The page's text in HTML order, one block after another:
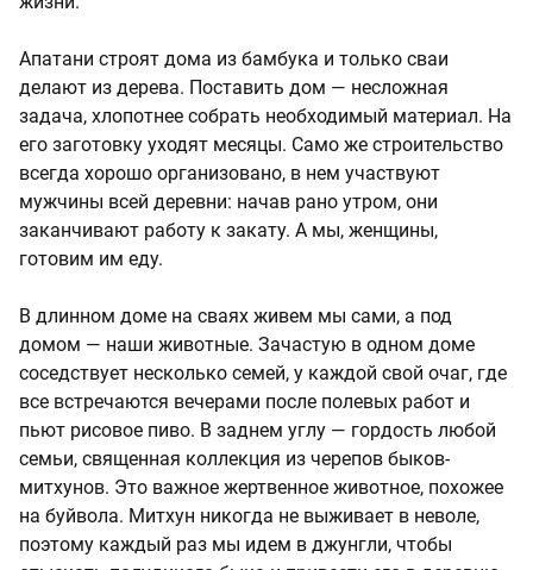
Апатани строят дома из бамбука и только сваи
делают из дерева. Поставить дом — несложная
задача, хлопотнее собрать необходимый материал. На
его заготовку уходят месяцы. Само же строительство
всегда хорошо организовано, в нем участвуют
мужчины всей деревни: начав рано утром, они
заканчивают работу к закату. А мы, женщины,
готовим им еду.
В длинном доме на сваях живем мы сами, а под
домом — наши животные. Зачастую в одном доме
соседствует несколько семей, у каждой свой очаг, где
все встречаются вечерами после полевых работ и
пьют рисовое пиво. В заднем углу — гордость любой
семьи, священная коллекция из черепов быков-
митхунов. Это важное жертвенное животное, похожее
на буйвола. Митхун никогда не выживает в неволе,
поэтому каждый раз мы идем в джунгли, чтобы